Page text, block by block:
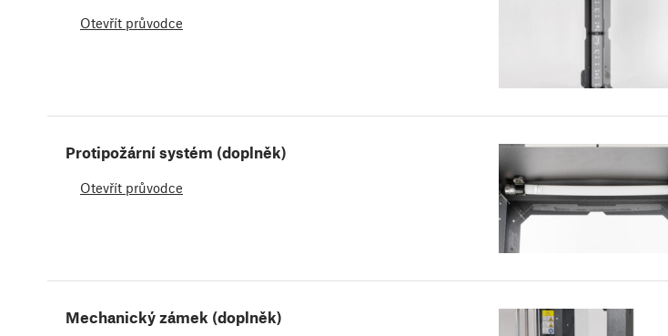
Otevřít průvodce
Protipožární systém (doplněk)
Otevřít průvodce
Mechanický zámek (doplněk)